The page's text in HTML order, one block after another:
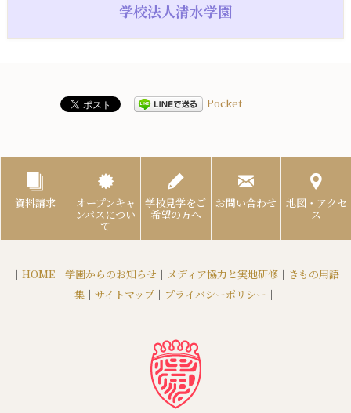
学校法人清水学園
Pocket
資料請求 オープンキャ
ンパスについ
て
学校見学をご
希望の方へ
お問い合わせ 地図・アクセ
ス
｜ HOME ｜ 学園からのお知らせ ｜ メディア協力と実地研修 ｜ きもの用語
集 ｜ サイトマップ ｜ プライバシーポリシー ｜